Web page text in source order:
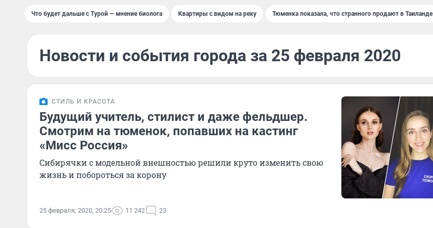
Что будет дальше с Турой — мнение биолога Квартиры с видом на реку Тюменка показала, что странного продают в Таиланде
Новости и события города за 25 февраля 2020
СТИЛЬ И КРАСОТА
Будущий учитель, стилист и даже фельдшер.
Смотрим на тюменок, попавших на кастинг
«Мисс Россия»
Сибирячки с модельной внешностью решили круто изменить свою
жизнь и побороться за корону
25 февраля, 2020, 20:25 11 242 23